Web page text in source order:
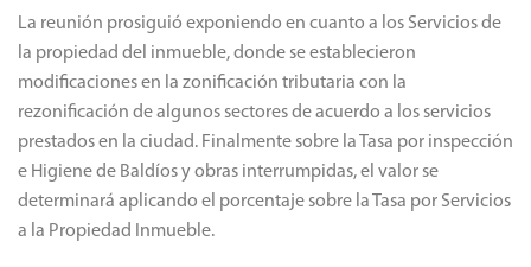
La reunión prosiguió exponiendo en cuanto a los Servicios de
la propiedad del inmueble, donde se establecieron
modificaciones en la zonificación tributaria con la
rezonificación de algunos sectores de acuerdo a los servicios
prestados en la ciudad. Finalmente sobre la Tasa por inspección
e Higiene de Baldíos y obras interrumpidas, el valor se
determinará aplicando el porcentaje sobre la Tasa por Servicios
a la Propiedad Inmueble.